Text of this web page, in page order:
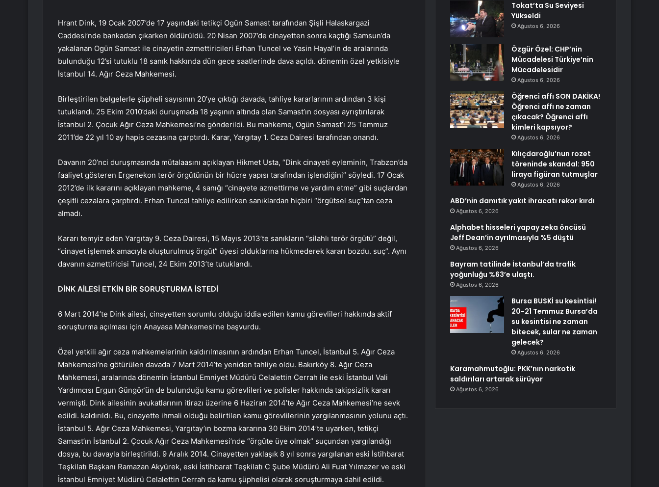
Hrant Dink, 19 Ocak 2007’de 17 yaşındaki tetikçi Ogün Samast tarafından Şişli Halaskargazi
Caddesi’nde bankadan çıkarken öldürüldü. 20 Nisan 2007’de cinayetten sonra kaçtığı Samsun’da
yakalanan Ogün Samast ile cinayetin azmettiricileri Erhan Tuncel ve Yasin Hayal’in de aralarında
bulunduğu 12’si tutuklu 18 sanık hakkında dün gece saatlerinde dava açıldı. dönemin özel yetkisiyle
İstanbul 14. Ağır Ceza Mahkemesi.
Birleştirilen belgelerle şüpheli sayısının 20’ye çıktığı davada, tahliye kararlarının ardından 3 kişi
tutuklandı. 25 Ekim 2010’daki duruşmada 18 yaşının altında olan Samast’ın dosyası ayrıştırılarak
İstanbul 2. Çocuk Ağır Ceza Mahkemesi’ne gönderildi. Bu mahkeme, Ogün Samast’ı 25 Temmuz
2011’de 22 yıl 10 ay hapis cezasına çarptırdı. Karar, Yargıtay 1. Ceza Dairesi tarafından onandı.
Davanın 20’nci duruşmasında mütalaasını açıklayan Hikmet Usta, “Dink cinayeti eyleminin, Trabzon’da
faaliyet gösteren Ergenekon terör örgütünün bir hücre yapısı tarafından işlendiğini” söyledi. 17 Ocak
2012’de ilk kararını açıklayan mahkeme, 4 sanığı “cinayete azmettirme ve yardım etme” gibi suçlardan
çeşitli cezalara çarptırdı. Erhan Tuncel tahliye edilirken sanıklardan hiçbiri “örgütsel suç”tan ceza
almadı.
Kararı temyiz eden Yargıtay 9. Ceza Dairesi, 15 Mayıs 2013’te sanıkların “silahlı terör örgütü” değil,
“cinayet işlemek amacıyla oluşturulmuş örgüt” üyesi olduklarına hükmederek kararı bozdu. suç”. Aynı
davanın azmettiricisi Tuncel, 24 Ekim 2013’te tutuklandı.
DİNK AİLESİ ETKİN BİR SORUŞTURMA İSTEDİ
6 Mart 2014’te Dink ailesi, cinayetten sorumlu olduğu iddia edilen kamu görevlileri hakkında aktif
soruşturma açılması için Anayasa Mahkemesi’ne başvurdu.
Özel yetkili ağır ceza mahkemelerinin kaldırılmasının ardından Erhan Tuncel, İstanbul 5. Ağır Ceza
Mahkemesi’ne götürülen davada 7 Mart 2014’te yeniden tahliye oldu. Bakırköy 8. Ağır Ceza
Mahkemesi, aralarında dönemin İstanbul Emniyet Müdürü Celalettin Cerrah ile eski İstanbul Vali
Yardımcısı Ergun Güngör’ün de bulunduğu kamu görevlileri ve polisler hakkında takipsizlik kararı
vermişti. Dink ailesinin avukatlarının itirazı üzerine 6 Haziran 2014’te Ağır Ceza Mahkemesi’ne sevk
edildi. kaldırıldı. Bu, cinayette ihmali olduğu belirtilen kamu görevlilerinin yargılanmasının yolunu açtı.
İstanbul 5. Ağır Ceza Mahkemesi, Yargıtay’ın bozma kararına 30 Ekim 2014’te uyarken, tetikçi
Samast’ın İstanbul 2. Çocuk Ağır Ceza Mahkemesi’nde “örgüte üye olmak” suçundan yargılandığı
dosya, bu davayla birleştirildi. 9 Aralık 2014. Cinayetten yaklaşık 8 yıl sonra yargılanan eski İstihbarat
Teşkilatı Başkanı Ramazan Akyürek, eski İstihbarat Teşkilatı C Şube Müdürü Ali Fuat Yılmazer ve eski
İstanbul Emniyet Müdürü Celalettin Cerrah da kamu şüphelisi olarak soruşturmaya dahil edildi.
Tokat’ta Su Seviyesi
Yükseldi
Ağustos 6, 2026
Özgür Özel: CHP’nin
Mücadelesi Türkiye’nin
Mücadelesidir
Ağustos 6, 2026
Öğrenci affı SON DAKİKA!
Öğrenci affı ne zaman
çıkacak? Öğrenci affı
kimleri kapsıyor?
Ağustos 6, 2026
Kılıçdaroğlu’nun rozet
töreninde skandal: 950
liraya figüran tutmuşlar
Ağustos 6, 2026
ABD’nin damıtık yakıt ihracatı rekor kırdı
Ağustos 6, 2026
Alphabet hisseleri yapay zeka öncüsü
Jeff Dean’in ayrılmasıyla %5 düştü
Ağustos 6, 2026
Bayram tatilinde İstanbul’da trafik
yoğunluğu %63’e ulaştı.
Ağustos 6, 2026
Bursa BUSKİ su kesintisi!
20-21 Temmuz Bursa’da
su kesintisi ne zaman
bitecek, sular ne zaman
gelecek?
Ağustos 6, 2026
Karamahmutoğlu: PKK’nın narkotik
saldırıları artarak sürüyor
Ağustos 6, 2026